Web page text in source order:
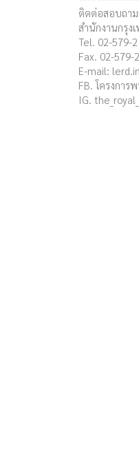
ติดต่อสอบถา
สำนักงานกรุง
Tel. 02-579-
Fax. 02-579-
E-mail:
FB. โครงการ
IG.